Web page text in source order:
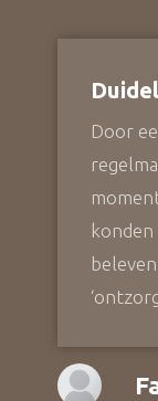
Door